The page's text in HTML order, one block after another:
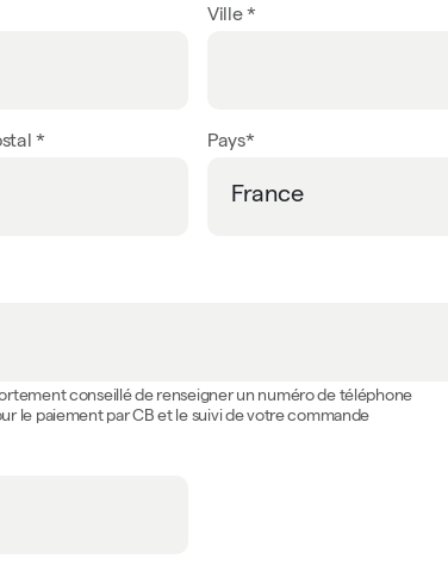
Ville *
* Pays*
conseillé de renseigner un numéro de téléphone
le paiement par CB et le suivi de votre commande